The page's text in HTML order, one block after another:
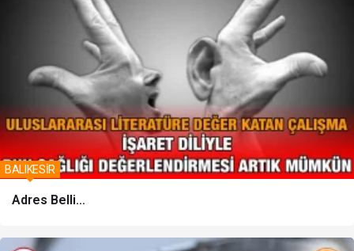
Adres Belli…
BALIKESİR